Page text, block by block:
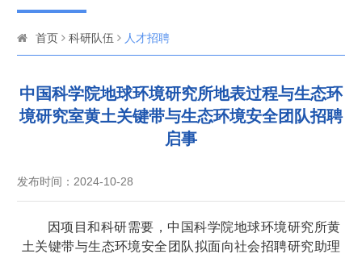
首页 科研队伍 人才招聘
中国科学院地球环境研究所地表过程与生态环
境研究室黄土关键带与生态环境安全团队招聘
启事
发布时间：2024-10-28
因项目和科研需要，中国科学院地球环境研究所黄
土关键带与生态环境安全团队拟面向社会招聘研究助理